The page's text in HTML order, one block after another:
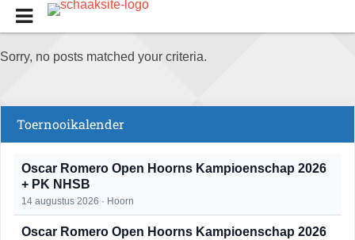
Sorry, no posts matched your criteria.
Toernooikalender
Oscar Romero Open Hoorns Kampioenschap 2026
+ PK NHSB
14 augustus 2026 · Hoorn
Oscar Romero Open Hoorns Kampioenschap 2026